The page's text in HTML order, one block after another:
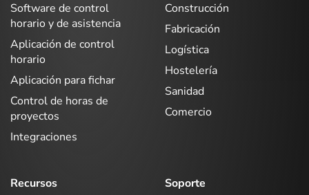
Software de control
horario y de asistencia
Aplicación de control
horario
Aplicación para fichar
Control de horas de
proyectos
Integraciones
Construcción
Fabricación
Logística
Hostelería
Sanidad
Comercio
Recursos
Soporte